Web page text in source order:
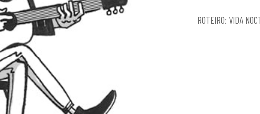
ROTEIRO: VIDA